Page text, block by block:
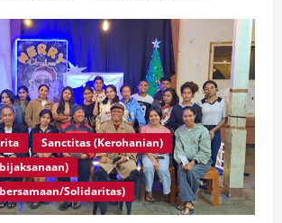
Sanctitas (Kerohanian)
Solidaritas)